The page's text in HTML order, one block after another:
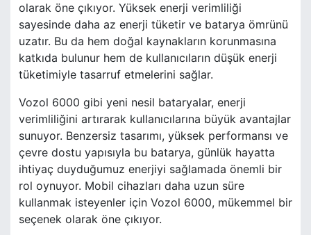
olarak öne çıkıyor. Yüksek enerji verimliliği
sayesinde daha az enerji tüketir ve batarya ömrünü
uzatır. Bu da hem doğal kaynakların korunmasına
katkıda bulunur hem de kullanıcıların düşük enerji
tüketimiyle tasarruf etmelerini sağlar.
Vozol 6000 gibi yeni nesil bataryalar, enerji
verimliliğini artırarak kullanıcılarına büyük avantajlar
sunuyor. Benzersiz tasarımı, yüksek performansı ve
çevre dostu yapısıyla bu batarya, günlük hayatta
ihtiyaç duyduğumuz enerjiyi sağlamada önemli bir
rol oynuyor. Mobil cihazları daha uzun süre
kullanmak isteyenler için Vozol 6000, mükemmel bir
seçenek olarak öne çıkıyor.